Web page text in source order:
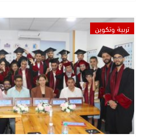
تربية وتكوين